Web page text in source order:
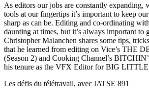
As editors our jobs are constantly expanding,
tools at our fingertips it’s important to keep
sharp as can be. Editing and co-ordinating
daunting at times, but it’s always important to
Christopher Malanchen shares some tips,
that he learned from editing on Vice’s THE
(Season 2) and Cooking Channel’s
his tenure as the VFX Editor for BIG LITTLE
Les défis du télétravail, avec IATSE 891